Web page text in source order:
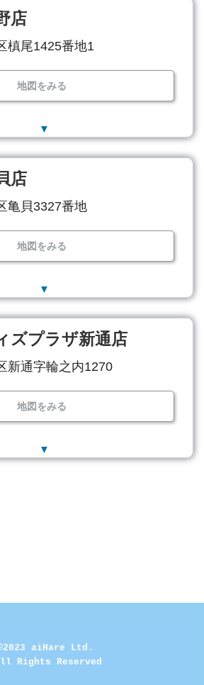
店
槙尾1425番地1
地図をみる
▼
店
亀貝3327番地
地図をみる
▼
ズプラザ新通店
新通字輪之内1270
地図をみる
▼
aiHare Ltd.
Rights Reserved